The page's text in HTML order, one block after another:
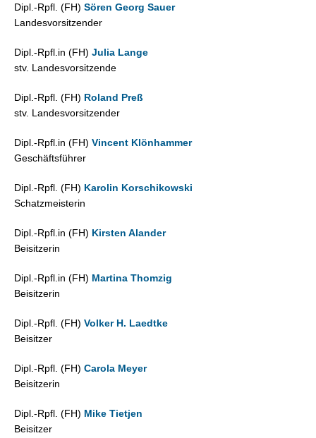
Dipl.-Rpfl. (FH) Sören Georg Sauer
Landesvorsitzender
Dipl.-Rpfl.in (FH) Julia Lange
stv. Landesvorsitzende
Dipl.-Rpfl. (FH) Roland Preß
stv. Landesvorsitzender
Dipl.-Rpfl.in (FH) Vincent Klönhammer
Geschäftsführer
Dipl.-Rpfl. (FH) Karolin Korschikowski
Schatzmeisterin
Dipl.-Rpfl.in (FH) Kirsten Alander
Beisitzerin
Dipl.-Rpfl.in (FH) Martina Thomzig
Beisitzerin
Dipl.-Rpfl. (FH) Volker H. Laedtke
Beisitzer
Dipl.-Rpfl. (FH) Carola Meyer
Beisitzerin
Dipl.-Rpfl. (FH) Mike Tietjen
Beisitzer